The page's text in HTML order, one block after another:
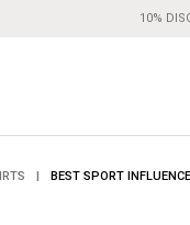
10%
BEST SPORT